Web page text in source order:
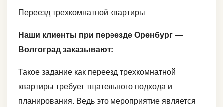
Переезд трехкомнатной квартиры
Наши клиенты при переезде Оренбург —
Волгоград заказывают:
Такое задание как переезд трехкомнатной
квартиры требует тщательного подхода и
планирования. Ведь это мероприятие является